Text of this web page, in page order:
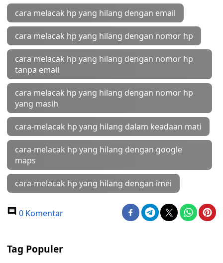
cara melacak hp yang hilang dengan email
cara melacak hp yang hilang dengan nomor hp
cara melacak hp yang hilang dengan nomor hp
tanpa email
cara melacak hp yang hilang dengan nomor hp
yang masih
cara-melacak hp yang hilang dalam keadaan mati
cara-melacak hp yang hilang dengan google
maps
cara-melacak hp yang hilang dengan imei
0 Komentar
Tag Populer